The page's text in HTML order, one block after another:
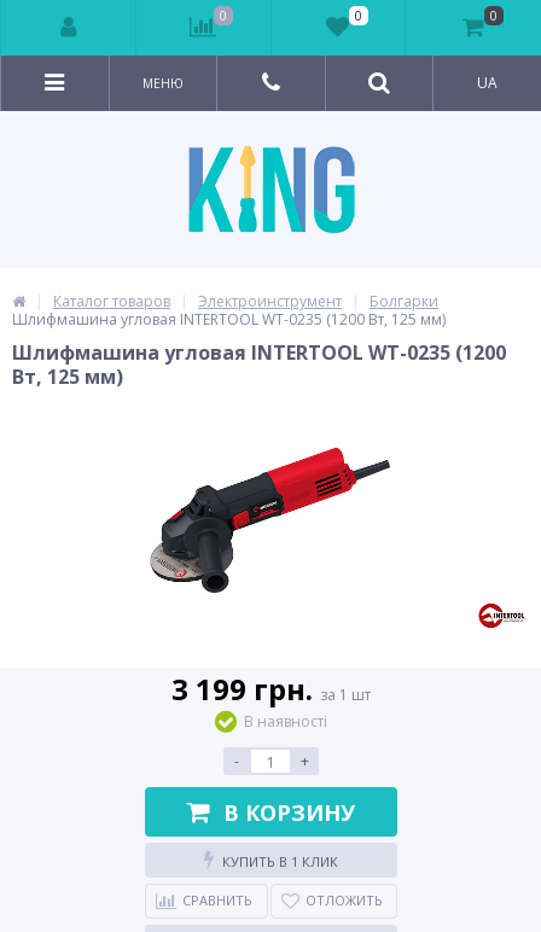
МЕНЮ UA
Каталог товаров Электроинструмент
Болгарки
Шлифмашина угловая INTERTOOL WT-0235 (1200 Вт, 125 мм)
Шлифмашина угловая INTERTOOL WT-0235 (1200
Вт, 125 мм)
3 199 грн. за 1 шт
В наявності
-
+
В КОРЗИНУ
КУПИТЬ В 1 КЛИК
СРАВНИТЬ ОТЛОЖИТЬ
0 0 0